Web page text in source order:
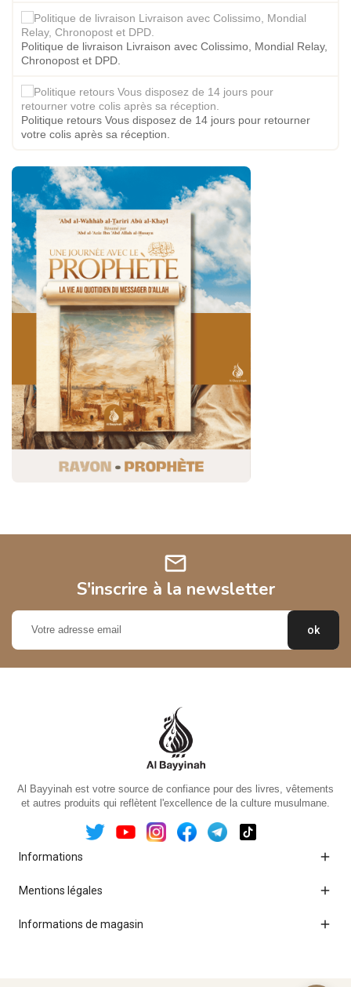
Politique de livraison Livraison avec Colissimo, Mondial Relay,
Chronopost et DPD.
Politique retours Vous disposez de 14 jours pour retourner
votre colis après sa réception.
mail
S'inscrire à la newsletter
Al Bayyinah est votre source de confiance pour des livres, vêtements
et autres produits qui reflètent l'excellence de la culture musulmane.
Informations 
Mentions légales 
Informations de magasin 